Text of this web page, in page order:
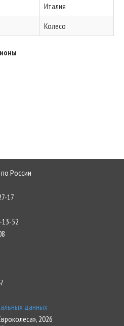
Италия
Колесо
России
17
52
данных
2026